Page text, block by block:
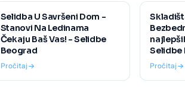
Selidba U Savršeni Dom -
Stanovi Na Ledinama
Čekaju Baš Vas! - Selidbe
Beograd
Pročitaj
Selidbe
Pročitaj